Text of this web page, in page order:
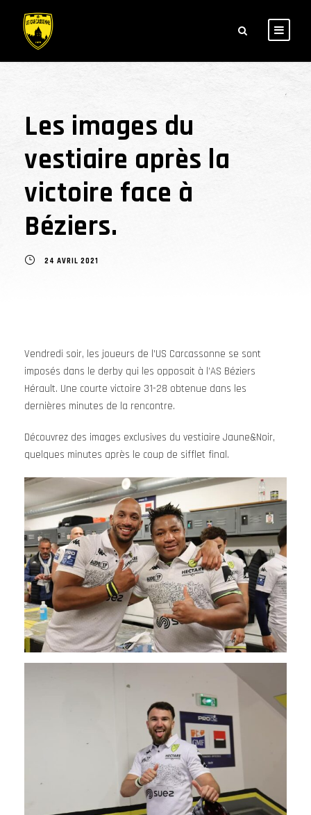
Les images du
vestiaire après la
victoire face à
Béziers.
24 AVRIL 2021
Vendredi soir, les joueurs de l’US Carcassonne se sont
imposés dans le derby qui les opposait à l’AS Béziers
Hérault. Une courte victoire 31-28 obtenue dans les
dernières minutes de la rencontre.
Découvrez des images exclusives du vestiaire Jaune&Noir,
quelques minutes après le coup de sifflet final.